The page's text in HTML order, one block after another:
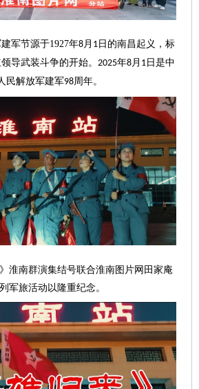
军节源于1927年8月 1日的南昌起义，标
导武装斗争的开始。 2025年8月 1日是中
民解放军建军98周年。
淮南群演集结号联合淮南图片网田家庵
军旅活动以隆重纪念。